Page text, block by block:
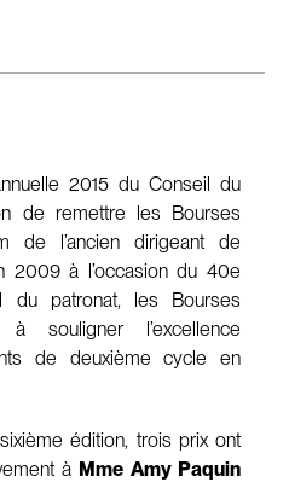
2015 du Conseil du
de remettre les Bourses
de l’ancien dirigeant de
2009 à l’occasion du 40e
du patronat, les Bourses
à souligner l’excellence
de deuxième cycle en
édition, trois prix ont
à Mme Amy Paquin